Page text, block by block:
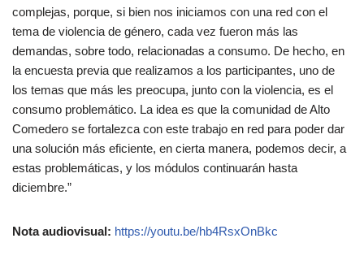
complejas, porque, si bien nos iniciamos con una red con el
tema de violencia de género, cada vez fueron más las
demandas, sobre todo, relacionadas a consumo. De hecho, en
la encuesta previa que realizamos a los participantes, uno de
los temas que más les preocupa, junto con la violencia, es el
consumo problemático. La idea es que la comunidad de Alto
Comedero se fortalezca con este trabajo en red para poder dar
una solución más eficiente, en cierta manera, podemos decir, a
estas problemáticas, y los módulos continuarán hasta
diciembre.”
Nota audiovisual: https://youtu.be/hb4RsxOnBkc